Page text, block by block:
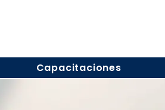
Capacitaciones